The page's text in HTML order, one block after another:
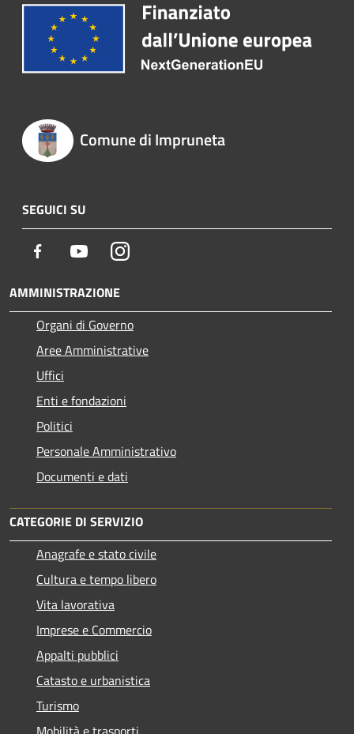
Comune di Impruneta
SEGUICI SU
Facebook YoutubeInstagram
AMMINISTRAZIONE
Organi di Governo
Aree Amministrative
Uffici
Enti e fondazioni
Politici
Personale Amministrativo
Documenti e dati
CATEGORIE DI SERVIZIO
Anagrafe e stato civile
Cultura e tempo libero
Vita lavorativa
Imprese e Commercio
Appalti pubblici
Catasto e urbanistica
Turismo